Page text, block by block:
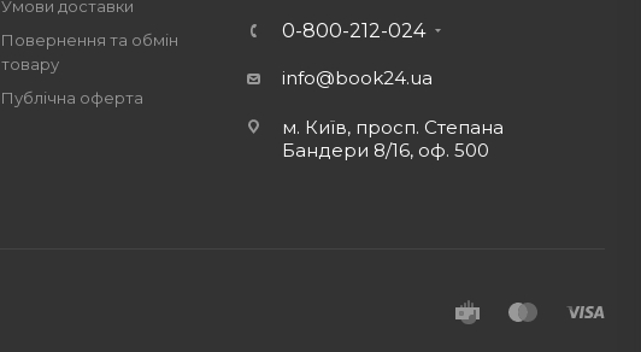
Умови доставки
Повернення та обмін
товару
Публічна оферта
0-800-212-024
info@book24.ua
м. Київ, просп. Степана
Бандери 8/16, оф. 500